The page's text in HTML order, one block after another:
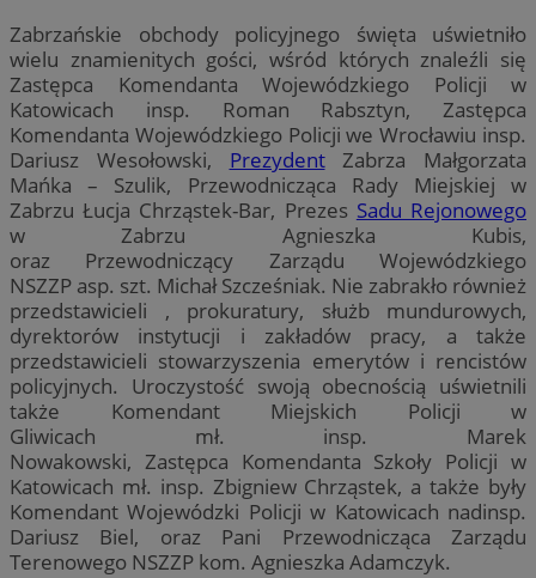
Zabrzańskie obchody policyjnego święta uświetniło
wielu znamienitych gości, wśród których znaleźli się
Zastępca Komendanta Wojewódzkiego Policji w
Katowicach insp. Roman Rabsztyn, Zastępca
Komendanta Wojewódzkiego Policji we Wrocławiu insp.
Dariusz Wesołowski, PrezydentZabrza Małgorzata
Mańka – Szulik, Przewodnicząca Rady Miejskiej w
Zabrzu Łucja Chrząstek-Bar, Prezes Sadu Rejonowego
w Zabrzu Agnieszka Kubis,
oraz Przewodniczący Zarządu Wojewódzkiego
NSZZP asp. szt. Michał Szcześniak. Nie zabrakło również
przedstawicieli , prokuratury, służb mundurowych,
dyrektorów instytucji i zakładów pracy, a także
przedstawicieli stowarzyszenia emerytów i rencistów
policyjnych. Uroczystość swoją obecnością uświetnili
także Komendant Miejskich Policji w
Gliwicach mł. insp. Marek
Nowakowski, Zastępca Komendanta Szkoły Policji w
Katowicach mł. insp. Zbigniew Chrząstek, a także były
Komendant Wojewódzki Policji w Katowicach nadinsp.
Dariusz Biel, oraz Pani Przewodnicząca Zarządu
Terenowego NSZZP kom. Agnieszka Adamczyk.